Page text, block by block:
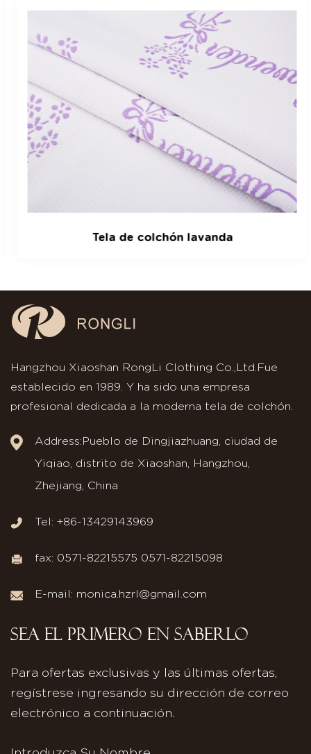
Tela de colchón lavanda
Hangzhou Xiaoshan RongLi Clothing Co.,Ltd.Fue
establecido en 1989. Y ha sido una empresa
profesional dedicada a la moderna tela de colchón.
Address:Pueblo de Dingjiazhuang, ciudad de
Yiqiao, distrito de Xiaoshan, Hangzhou,
Zhejiang, China
Tel: +86-13429143969
fax: 0571-82215575 0571-82215098
E-mail: monica.hzrl@gmail.com
SEA EL PRIMERO EN SABERLO
Para ofertas exclusivas y las últimas ofertas,
regístrese ingresando su dirección de correo
electrónico a continuación.